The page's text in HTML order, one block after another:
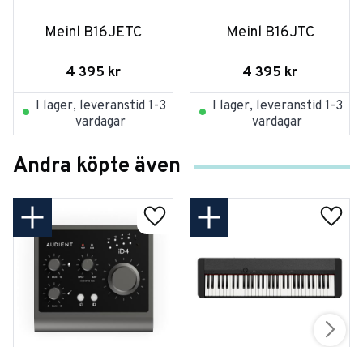
Meinl B16JETC
4 395 kr
I lager, leveranstid 1-3
vardagar
Meinl B16JTC
4 395 kr
I lager, leveranstid 1-3
vardagar
Andra köpte även